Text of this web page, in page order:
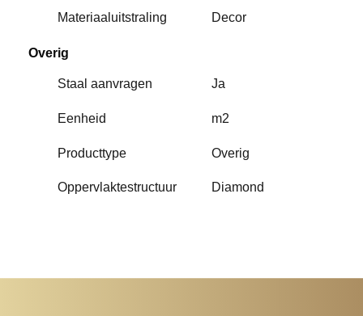
Materiaaluitstraling Decor
Overig
Staal aanvragen Ja
Eenheid m2
Producttype Overig
Oppervlaktestructuur Diamond